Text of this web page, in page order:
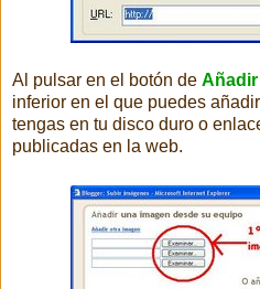
Al pulsar en el botón de Añadir
inferior en el que puedes
tengas en tu disco duro o
publicadas en la web.